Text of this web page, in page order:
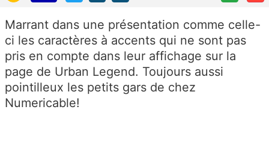
Marrant dans une présentation comme celle-
ci les caractères à accents qui ne sont pas
pris en compte dans leur affichage sur la
page de Urban Legend. Toujours aussi
pointilleux les petits gars de chez
Numericable!